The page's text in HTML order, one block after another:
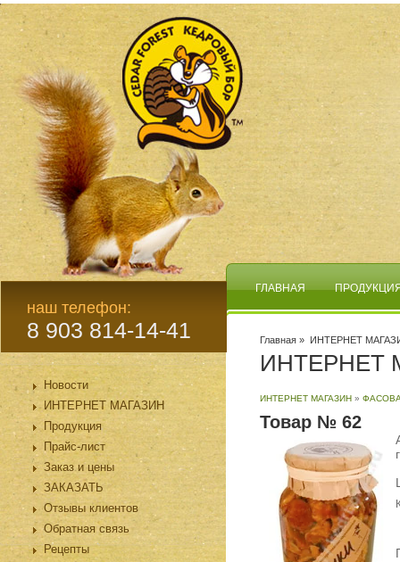
наш телефон:
8 903 814-14-41
Новости
ИНТЕРНЕТ МАГАЗИН
Продукция
Прайс-лист
Заказ и цены
ЗАКАЗАТЬ
Отзывы клиентов
Обратная связь
Рецепты
ГЛАВНАЯ
Главная » ИНТЕРНЕТ
ИНТЕРНЕТ
ИНТЕРНЕТ МАГАЗИН »
Товар № 62